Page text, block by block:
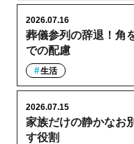
葬儀参列の辞退！角
での配慮
2026.07.16
生活
家族だけの静かなお
す役割
2026.07.15